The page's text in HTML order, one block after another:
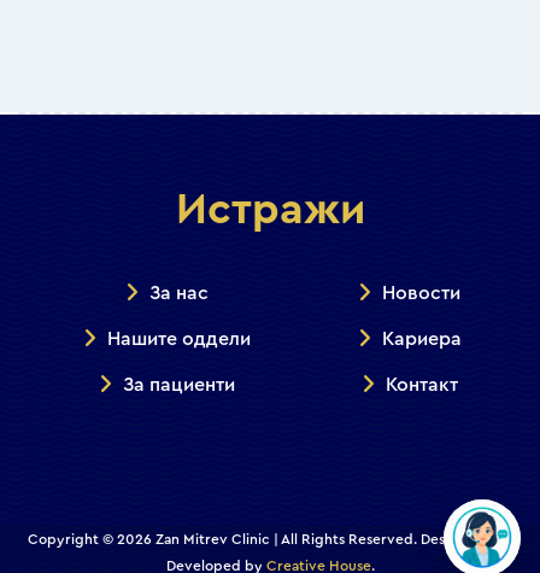
Истражи
За нас
Нашите оддели
За пациенти
Новости
Кариера
Контакт
Copyright © 2026 Zan Mitrev Clinic | All Rights Reserved. Designed and
Developed by Creative House.